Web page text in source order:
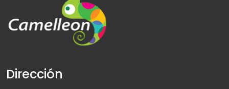
Dirección